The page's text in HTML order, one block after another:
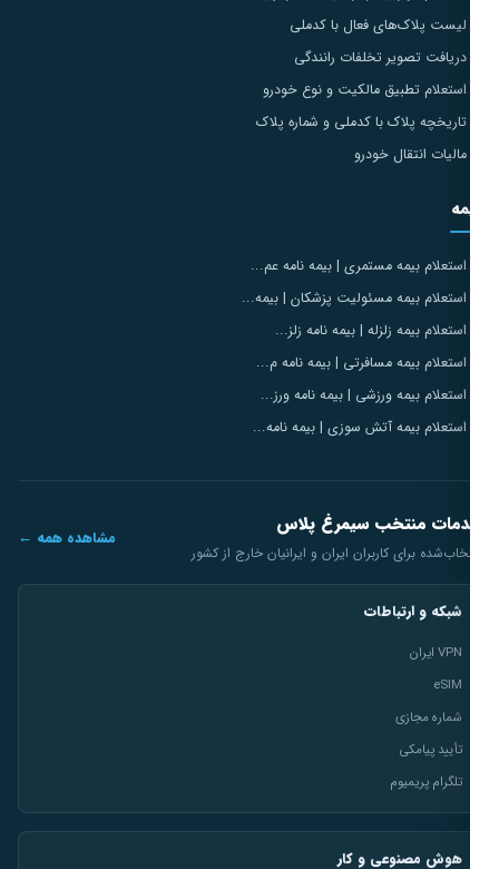
لیست پلاک‌های فعال با کدملی
دریافت تصویر تخلفات رانندگی
استعلام تطبیق مالکیت و نوع خودرو
تاریخچه پلاک با کدملی و شماره پلاک
مالیات انتقال خودرو
استعلام بیمه مستمری | بیمه نامه عم...
استعلام بیمه مسئولیت پزشکان | بیمه...
استعلام بیمه زلزله | بیمه نامه زلز...
استعلام بیمه مسافرتی | بیمه نامه م...
استعلام بیمه ورزشی | بیمه نامه ورز...
استعلام بیمه آتش سوزی | بیمه نامه...
منتخب سیمرغ پلاس
برای کاربران ایران و ایرانیان خارج از کشور
مشاهده همه ←
شبکه و ارتباطات
شماره مجازی
تأیید پیامکی
تلگرام پریمیوم
هوش مصنوعی و کار